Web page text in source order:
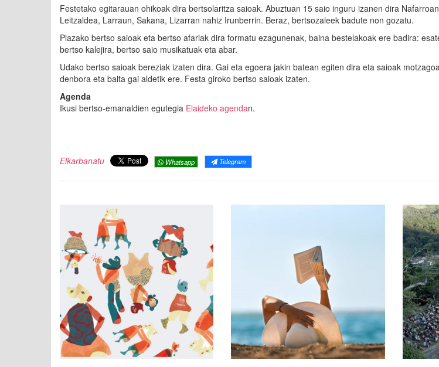
Festetako egitarauan ohikoak dira bertsolaritza saioak. Abuztuan 15 saio inguru izanen dira
Leitzaldea, Larraun, Sakana, Lizarran nahiz Irunberrin. Beraz, bertsozaleek badute non gozatu.
Plazako bertso saioak eta bertso afariak dira formatu ezagunenak, baina bestelakoak ere badira:
bertso kalejira, bertso saio musikatuak eta abar.
Udako bertso saioak bereziak izaten dira. Gai eta egoera jakin batean egiten dira eta saioak
denbora eta baita gai aldetik ere. Festa giroko bertso saioak izaten.
Agenda
Ikusi bertso-emanaldien egutegia Elaideko agendan.
Elkarbanatu Whatsapp Telegram